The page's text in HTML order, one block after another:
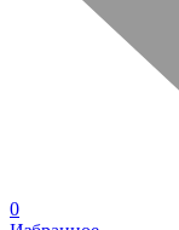
0